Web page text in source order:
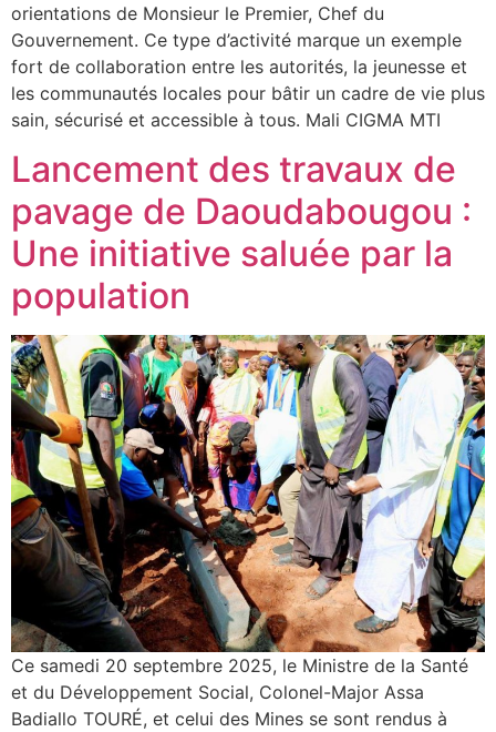
orientations de Monsieur le Premier, Chef du
Gouvernement. Ce type d’activité marque un exemple
fort de collaboration entre les autorités, la jeunesse et
les communautés locales pour bâtir un cadre de vie plus
sain, sécurisé et accessible à tous. Mali CIGMA MTI
Lancement des travaux de
pavage de Daoudabougou :
Une initiative saluée par la
population
Ce samedi 20 septembre 2025, le Ministre de la Santé
et du Développement Social, Colonel-Major Assa
Badiallo TOURÉ, et celui des Mines se sont rendus à